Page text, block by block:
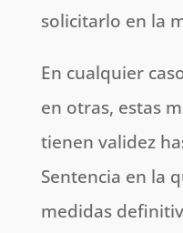
solicitarlo en la
En cualquier
en otras, estas
tienen validez
Sentencia en la
medidas